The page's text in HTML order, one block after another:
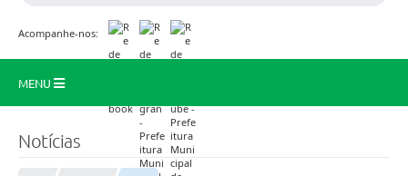
Acompanhe-nos:
MENU
Notícias